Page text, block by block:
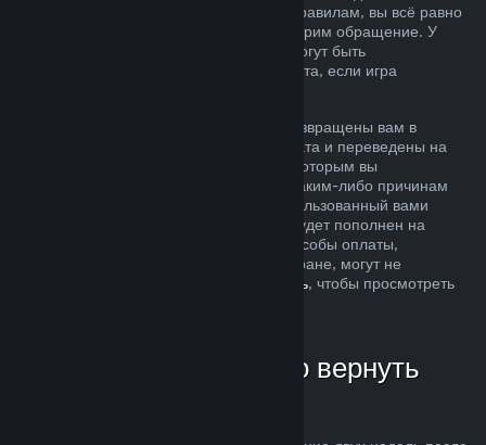
ситуация не соответствует описанным правилам, вы всё равно
можете запросить возврат, и мы рассмотрим обращение. У
пользователей из некоторых регионов могут быть
дополнительные права на запрос возврата, если игра
Средства за покупку будут полностью возвращены вам в
течение недели после одобрения возврата и переведены на
кошелек Steam или тот способ оплаты, которым вы
воспользовались при покупке. Если по каким-либо причинам
Steam не сможет вернуть деньги на использованный вами
способ оплаты, то ваш кошелек Steam будет пополнен на
соответствующую сумму (некоторые способы оплаты,
доступные в магазине Steam в вашей стране, могут не
нажмите здесь, чтобы просмотреть
В каких случаях можно вернуть